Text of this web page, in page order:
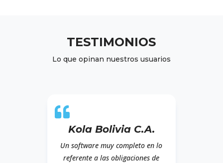
TESTIMONIOS
Lo que opinan nuestros usuarios
Kola Bolivia C.A.
Un software muy completo en lo
referente a las obligaciones de